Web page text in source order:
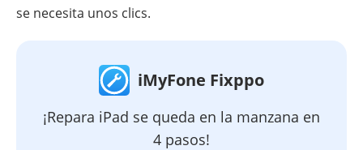
se necesita unos clics.
iMyFone Fixppo
¡Repara iPad se queda en la manzana en
4 pasos!